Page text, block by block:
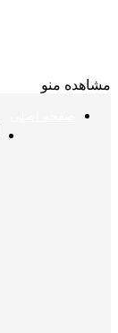
مشاهده منو